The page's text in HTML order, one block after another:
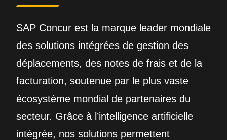
SAP Concur est la marque leader mondiale
des solutions intégrées de gestion des
déplacements, des notes de frais et de la
facturation, soutenue par le plus vaste
écosystème mondial de partenaires du
secteur. Grâce à l’intelligence artificielle
intégrée, nos solutions permettent